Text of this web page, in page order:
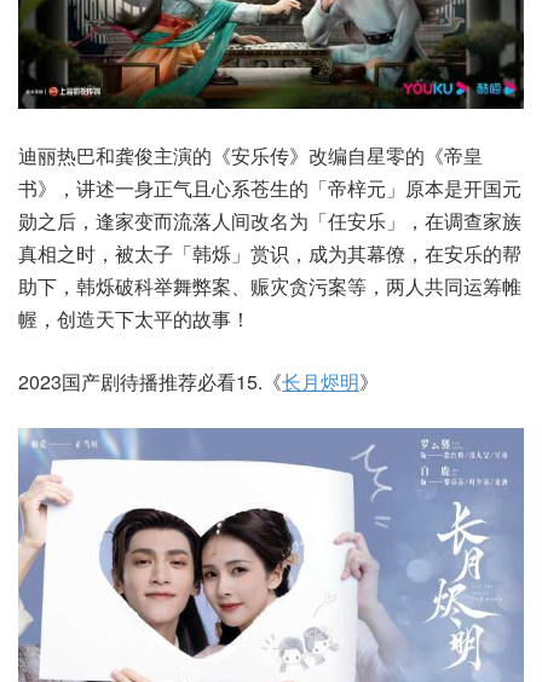
迪丽热巴和龚俊主演的《安乐传》改编自星零的《帝皇
书》，讲述一身正气且心系苍生的「帝梓元」原本是开国元
勋之后，逢家变而流落人间改名为「任安乐」，在调查家族
真相之时，被太子「韩烁」赏识，成为其幕僚，在安乐的帮
助下，韩烁破科举舞弊案、赈灾贪污案等，两人共同运筹帷
幄，创造天下太平的故事！
2023国产剧待播推荐必看15.《长月烬明》